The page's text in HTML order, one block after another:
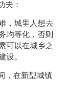
夫：
，城里人想去
均等化，否则
可以在城乡之
设。
，在新型城镇